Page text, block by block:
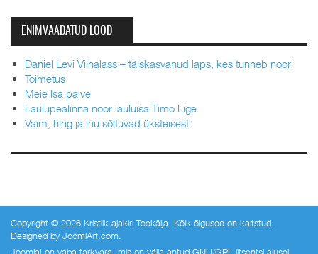
ENIMVAADATUD LOOD
Daniel Levi Viinalass – täiskasvanud laps, kes tunneb noori
Toimetus
Meie Isa palve
Laulupealinna noor lauluisa Timo Lige
Vaim, hing ja ihu sõltuvad üksteisest
Copyright © 2026 Kristlik ajakiri Teekäija. Kõik õigused on kaitstud.
Designed by JoomlArt.com
Joomla! on vaba tarkvara, mis on välja antud GNU/GPL litsentsi alusel.